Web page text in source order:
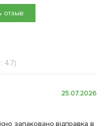
отзыв
4.7)
25.07.2026
запаковано,відправка в